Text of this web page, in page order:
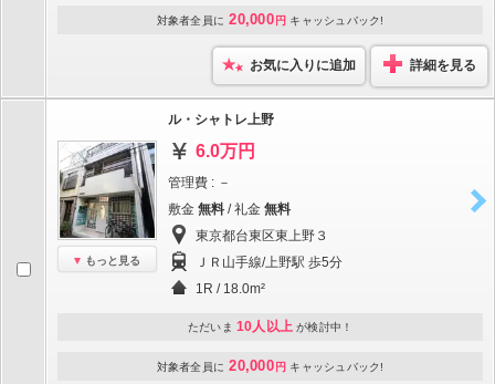
対象者全員に 20,000 円 キャッシュバック!
お気に入りに追加 詳細を見る
もっと見る
ル・シャトレ上野
6.0万円
管理費 : －
敷金 無料 / 礼金 無料
東京都台東区東上野３
ＪＲ山手線/上野駅 歩5分
1R / 18.0m²
ただいま 10人以上 が検討中！
対象者全員に 20,000 円 キャッシュバック!